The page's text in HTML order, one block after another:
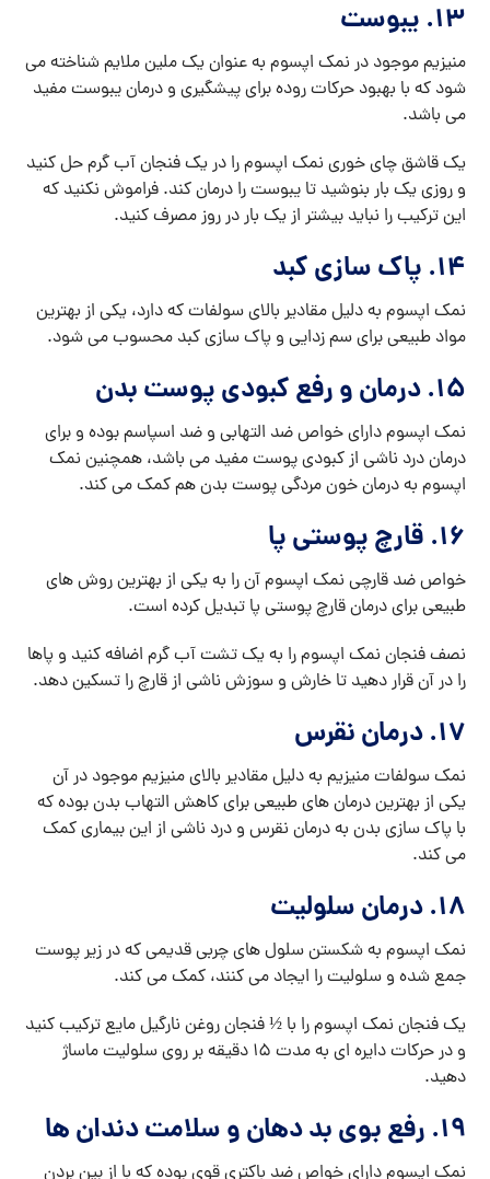
۱۳. یبوست
منیزیم موجود در نمک اپسوم به عنوان یک ملین ملایم شناخته می
شود که با بهبود حرکات روده برای پیشگیری و درمان یبوست مفید
می باشد.
یک قاشق چای خوری نمک اپسوم را در یک فنجان آب گرم حل کنید
و روزی یک بار بنوشید تا یبوست را درمان کند. فراموش نکنید که
این ترکیب را نباید بیشتر از یک بار در روز مصرف کنید.
۱۴. پاک سازی کبد
نمک اپسوم به دلیل مقادیر بالای سولفات که دارد، یکی از بهترین
مواد طبیعی برای سم زدایی و پاک سازی کبد محسوب می شود.
۱۵. درمان و رفع کبودی پوست بدن
نمک اپسوم دارای خواص ضد التهابی و ضد اسپاسم بوده و برای
درمان درد ناشی از کبودی پوست مفید می باشد، همچنین نمک
اپسوم به درمان خون مردگی پوست بدن هم کمک می کند.
۱۶. قارچ پوستی پا
خواص ضد قارچی نمک اپسوم آن را به یکی از بهترین روش های
طبیعی برای درمان قارچ پوستی پا تبدیل کرده است.
نصف فنجان نمک اپسوم را به یک تشت آب گرم اضافه کنید و پاها
را در آن قرار دهید تا خارش و سوزش ناشی از قارچ را تسکین دهد.
۱۷. درمان نقرس
نمک سولفات منیزیم به دلیل مقادیر بالای منیزیم موجود در آن
یکی از بهترین درمان های طبیعی برای کاهش التهاب بدن بوده که
با پاک سازی بدن به درمان نقرس و درد ناشی از این بیماری کمک
می کند.
۱۸. درمان سلولیت
نمک اپسوم به شکستن سلول های چربی قدیمی که در زیر پوست
جمع شده و سلولیت را ایجاد می کنند، کمک می کند.
یک فنجان نمک اپسوم را با ½ فنجان روغن نارگیل مایع ترکیب کنید
و در حرکات دایره ای به مدت ۱۵ دقیقه بر روی سلولیت ماساژ
دهید.
۱۹. رفع بوی بد دهان و سلامت دندان ها
نمک اپسوم دارای خواص ضد باکتری قوی بوده که با از بین بردن